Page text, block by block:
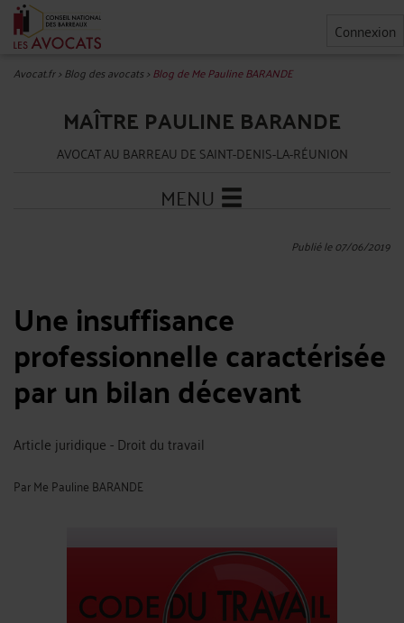
Connexion
Avocat.fr>Blog des avocats>Blog de Me Pauline BARANDE
MAÎTRE PAULINE BARANDE
AVOCAT AU BARREAU DE SAINT-DENIS-LA-RÉUNION
MENU
Publié le 07/06/2019
Une insuffisance
professionnelle caractérisée
par un bilan décevant
Article juridique - Droit du travail
ParMe Pauline BARANDE